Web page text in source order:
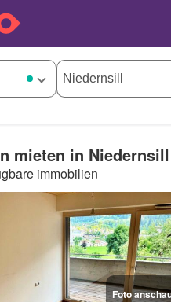
mieten in Niedernsill
immobilien
Foto